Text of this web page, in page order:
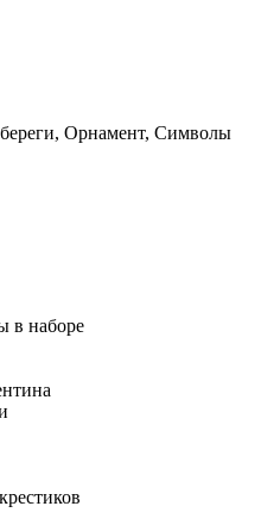
Орнамент, Символы
в наборе